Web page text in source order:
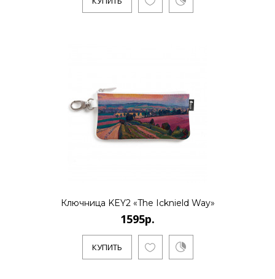
1595р.
КУПИТЬ
1595р.
КУПИТЬ
Ключница KEY2 «The Icknield Way»
1595р.
КУПИТЬ